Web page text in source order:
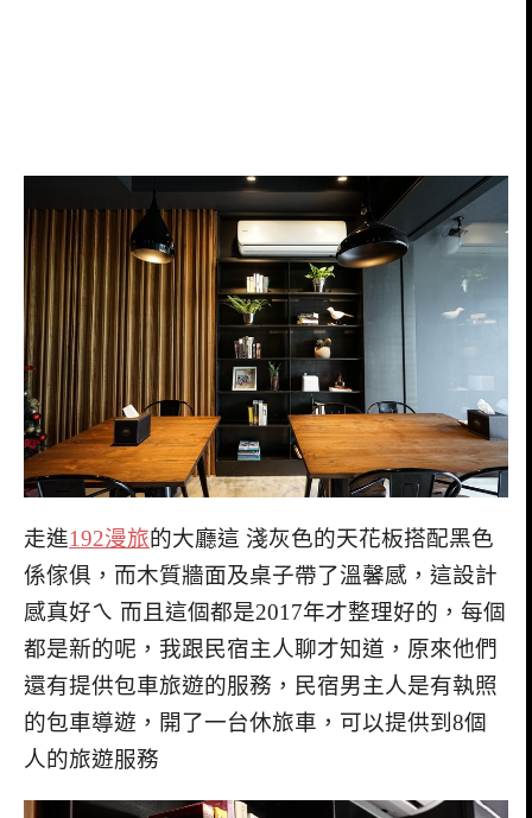
走進192漫旅的大廳這 淺灰色的天花板搭配黑色
係傢俱，而木質牆面及桌子帶了溫馨感，這設計
感真好ㄟ 而且這個都是2017年才整理好的，每個
都是新的呢，我跟民宿主人聊才知道，原來他們
還有提供包車旅遊的服務，民宿男主人是有執照
的包車導遊，開了一台休旅車，可以提供到8個
人的旅遊服務